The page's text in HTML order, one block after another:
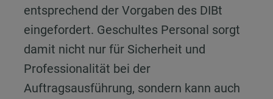
entsprechend der Vorgaben des DIBt
eingefordert. Geschultes Personal sorgt
damit nicht nur für Sicherheit und
Professionalität bei der
Auftragsausführung, sondern kann auch